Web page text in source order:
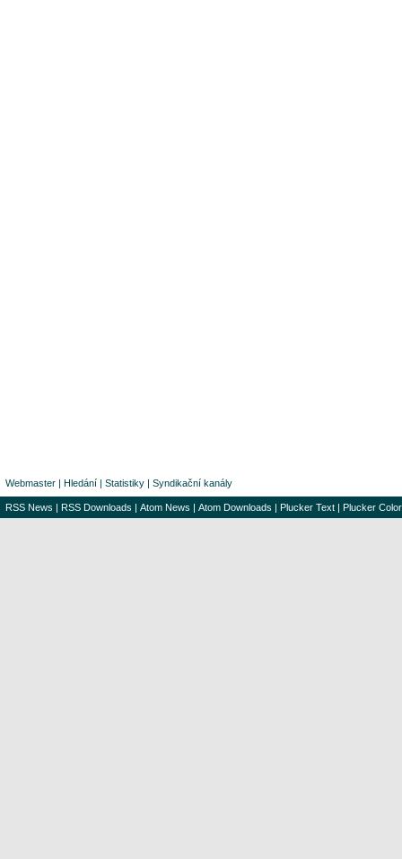
Webmaster | Hledání | Statistiky | Syndikační kanály
RSS News | RSS Downloads | Atom News | Atom Downloads | Plucker Text | Plucker Color